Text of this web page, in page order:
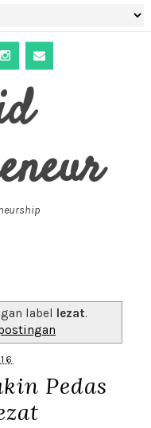
label lezat.
Pedas